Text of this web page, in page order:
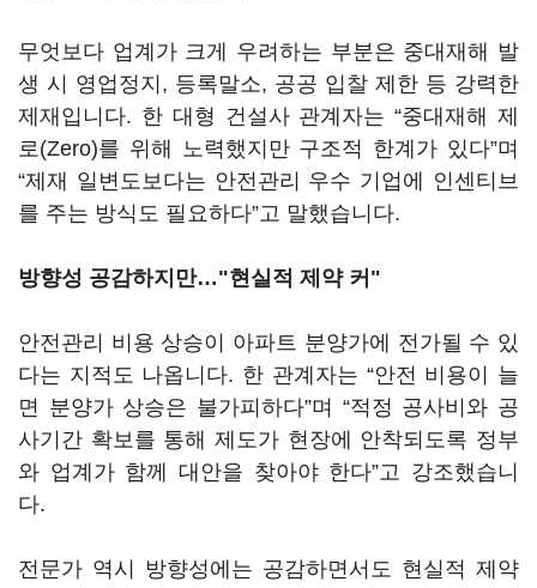
무엇보다 업계가 크게 우려하는 부분은 중대재해 발
생 시 영업정지, 등록말소, 공공 입찰 제한 등 강력한
제재입니다. 한 대형 건설사 관계자는 “중대재해 제
로(Zero)를 위해 노력했지만 구조적 한계가 있다”며
“제재 일변도보다는 안전관리 우수 기업에 인센티브
를 주는 방식도 필요하다”고 말했습니다.
방향성 공감하지만…"현실적 제약 커"
안전관리 비용 상승이 아파트 분양가에 전가될 수 있
다는 지적도 나옵니다. 한 관계자는 “안전 비용이 늘
면 분양가 상승은 불가피하다”며 “적정 공사비와 공
사기간 확보를 통해 제도가 현장에 안착되도록 정부
와 업계가 함께 대안을 찾아야 한다”고 강조했습니
다.
전문가 역시 방향성에는 공감하면서도 현실적 제약